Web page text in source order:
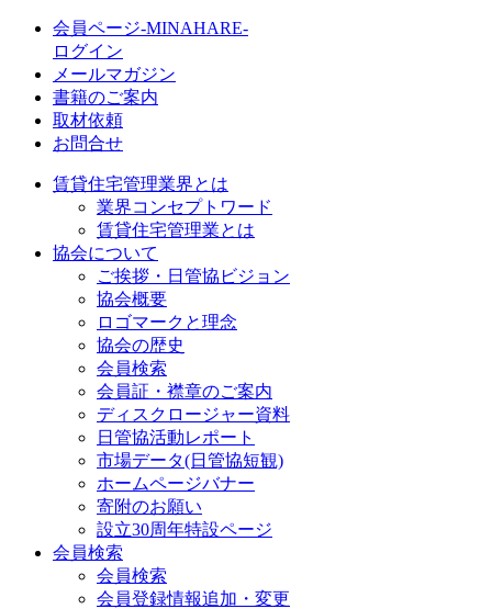
会員ページ-MINAHARE-
ログイン
メールマガジン
書籍のご案内
取材依頼
お問合せ
賃貸住宅管理業界とは
業界コンセプトワード
賃貸住宅管理業とは
協会について
ご挨拶・日管協ビジョン
協会概要
ロゴマークと理念
協会の歴史
会員検索
会員証・襟章のご案内
ディスクロージャー資料
日管協活動レポート
市場データ(日管協短観)
ホームページバナー
寄附のお願い
設立30周年特設ページ
会員検索
会員検索
会員登録情報追加・変更